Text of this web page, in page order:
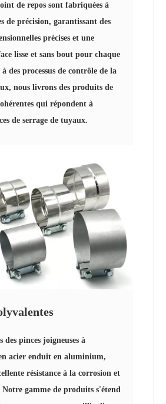
de repos sont fabriquées à
de précision, garantissant des
précises et une
lisse et sans bout pour chaque
des processus de contrôle de la
nous livrons des produits de
qui répondent à
de serrage de tuyaux.
des pinces joigneuses à
acier enduit en aluminium,
résistance à la corrosion et
gamme de produits s'étend